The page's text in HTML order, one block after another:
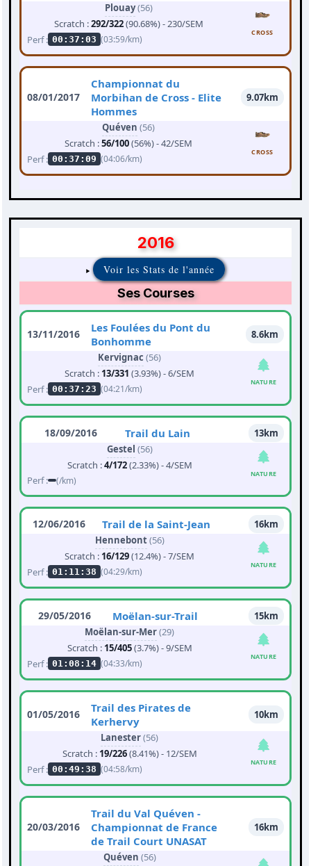
Plouay(56)
Scratch :292/322(90.68%) - 230/SEM
Perf : 00:37:03 (03:59/km)
CROSS
08/01/2017
Championnat du
Morbihan de Cross - Elite
Hommes
9.07km
Quéven (56)
Scratch :56/100(56%) - 42/SEM
Perf : 00:37:09 (04:06/km)
CROSS
2016
Voir les Stats de l'année
Ses Courses
13/11/2016
Les Foulées du Pont du
Bonhomme
8.6km
Kervignac (56)
Scratch : 13/331 (3.93%) - 6/SEM
Perf : 00:37:23 (04:21/km)
NATURE
18/09/2016 Trail du Lain
13km
Gestel (56)
Scratch :4/172(2.33%) - 4/SEM
Perf :
(/km)
NATURE
12/06/2016 Trail de la Saint-Jean
16km
Hennebont(56)
Scratch : 16/129(12.4%) - 7/SEM
Perf : 01:11:38 (04:29/km)
NATURE
29/05/2016 Moëlan-sur-Trail
15km
Moëlan-sur-Mer(29)
Scratch : 15/405(3.7%) - 9/SEM
Perf : 01:08:14 (04:33/km)
NATURE
01/05/2016
Trail des Pirates de
Kerhervy
10km
Lanester(56)
Scratch : 19/226(8.41%) - 12/SEM
Perf : 00:49:38 (04:58/km)
NATURE
20/03/2016
Trail du Val Quéven -
Championnat de France
de Trail Court UNASAT
16km
Quéven (56)